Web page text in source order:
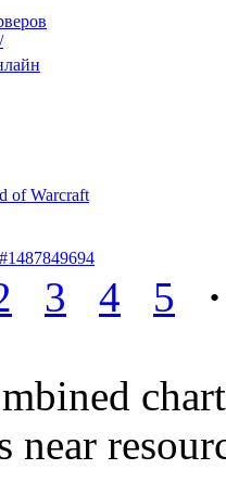
of Warcraft
3 4 5
near